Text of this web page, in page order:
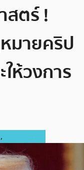
สตร์ !
มายคริป
ห้วงการ
,